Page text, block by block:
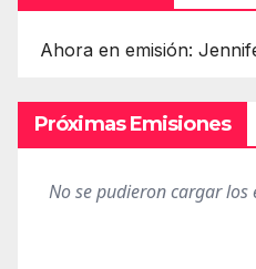
Ahora en emisión:
Próximas Emisiones